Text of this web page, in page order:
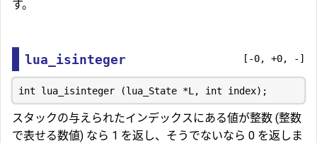
す。
lua_isinteger [-0, +0, -]
スタックの与えられたインデックスにある値が整数 (整数
で表せる数値) なら 1 を返し、そうでないなら 0 を返しま